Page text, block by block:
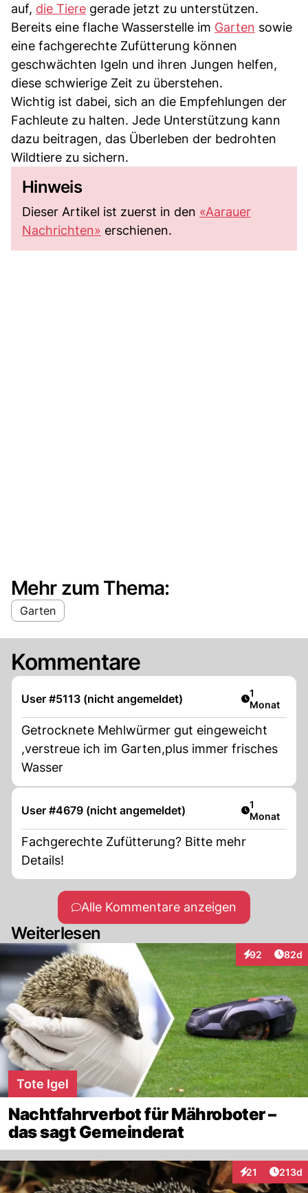
auf, die Tiere gerade jetzt zu unterstützen.
Bereits eine flache Wasserstelle im Garten sowie
eine fachgerechte Zufütterung können
geschwächten Igeln und ihren Jungen helfen,
diese schwierige Zeit zu überstehen.
Wichtig ist dabei, sich an die Empfehlungen der
Fachleute zu halten. Jede Unterstützung kann
dazu beitragen, das Überleben der bedrohten
Wildtiere zu sichern.
Hinweis
Dieser Artikel ist zuerst in den «Aarauer
Nachrichten» erschienen.
Mehr zum Thema:
Garten
Kommentare
User #5113 (nicht angemeldet) Artikel
1
Monat
Getrocknete Mehlwürmer gut eingeweicht
,verstreue ich im Garten,plus immer frisches
Wasser
User #4679 (nicht angemeldet) Artikel
1
Monat
Fachgerechte Zufütterung? Bitte mehr
Details!
Alle Kommentare anzeigen
Weiterlesen
92
Interaktionen
82d
Tote Igel
Nachtfahrverbot für Mähroboter –
das sagt Gemeinderat
21
Interaktionen
213d